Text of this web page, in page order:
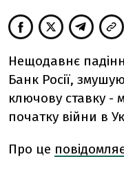
Нещодавнє
Банк Росії,
ключову ставку -
початку війни в
Про це